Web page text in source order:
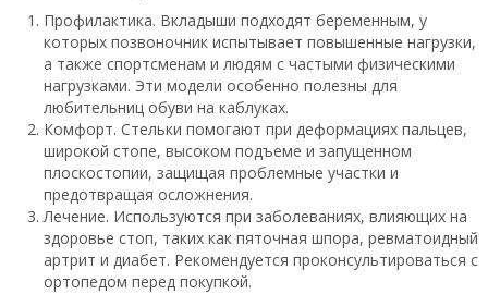
Профилактика. Вкладыши подходят беременным, у
которых позвоночник испытывает повышенные нагрузки,
а также спортсменам и людям с частыми физическими
нагрузками. Эти модели особенно полезны для
любительниц обуви на каблуках.
Комфорт. Стельки помогают при деформациях пальцев,
широкой стопе, высоком подъеме и запущенном
плоскостопии, защищая проблемные участки и
предотвращая осложнения.
Лечение. Используются при заболеваниях, влияющих на
здоровье стоп, таких как пяточная шпора, ревматоидный
артрит и диабет. Рекомендуется проконсультироваться с
ортопедом перед покупкой.